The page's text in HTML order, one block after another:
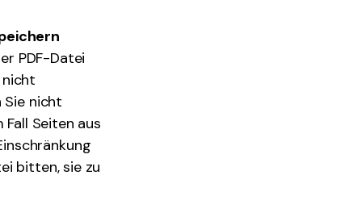
PDF-Datei
Sie nicht
Seiten aus
bitten, sie zu